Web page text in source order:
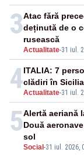
3
Actualitate-31 iul.
Atac fără
deținută de o
rusească
4Actualitate-31 iul.
ITALIA: 7
clădiri în Sicilia
5
Social -31 iul. 2026,
Alertă aeriană
Două
sol